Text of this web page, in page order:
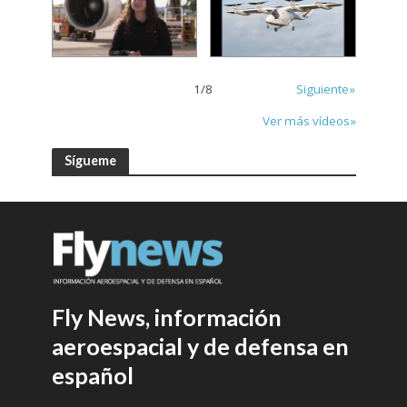
1/8
Siguiente»
Ver más vídeos»
Sígueme
Fly News, información
aeroespacial y de defensa en
español